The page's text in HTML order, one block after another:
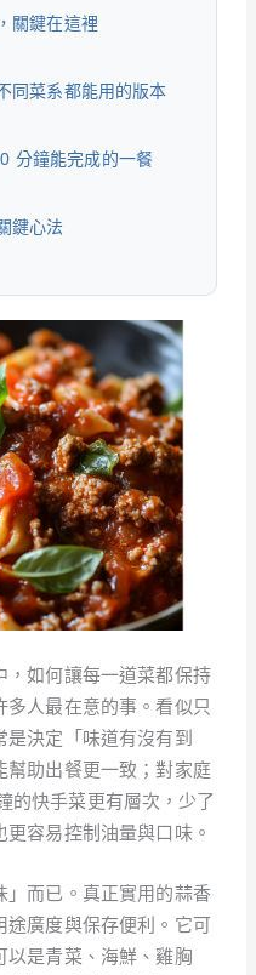
關鍵在這裡
同菜系都能用的版本
分鐘能完成的一餐
鍵心法
，如何讓每一道菜都保持
人最在意的事。看似只
決定「味道有沒有到
幫助出餐更一致；對家庭
的快手菜更有層次，少了
容易控制油量與口味。
」而已。真正實用的蒜香
途廣度與保存便利。它可
以是青菜、海鮮、雞胸